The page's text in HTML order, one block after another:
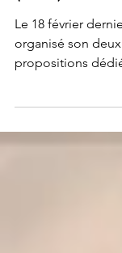
Maison du
(12e)